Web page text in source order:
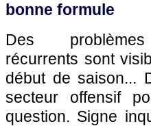
bonne formule
Des
récurrents sont
début de saison...
secteur offensif
question. Signe